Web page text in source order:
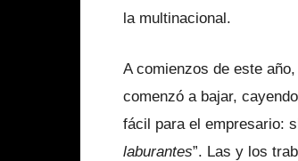
la multinacional.
A comienzos de este
comenzó a bajar,
fácil para el empresario:
laburantes”. Las y los